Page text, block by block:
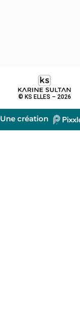
© KS ELLES – 2026
Une création